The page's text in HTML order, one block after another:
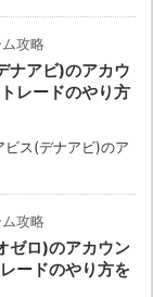
攻略
ナアビ)のアカウ
レードのやり方
ビス(デナアビ)のア
攻略
ゼロ)のアカウン
ードのやり方を